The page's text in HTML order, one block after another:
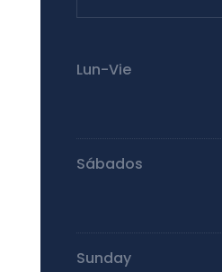
Lun-Vie
Sábados
Sunday